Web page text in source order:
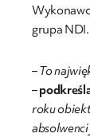
grupa NDI.
– To
–
roku